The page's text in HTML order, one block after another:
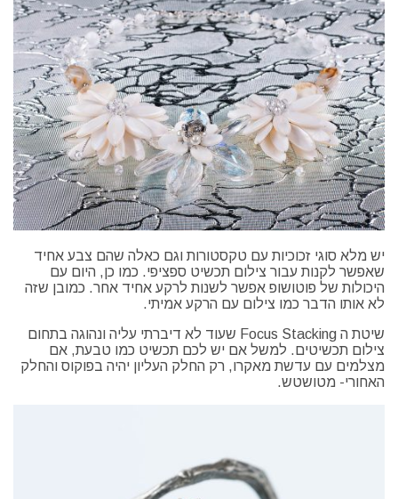
יש מלא סוגי זכוכיות עם טקסטורות וגם כאלה שהם צבע אחיד
שאפשר לקנות עבור צילום תכשיט ספציפי. כמו כן, היום עם
היכולות של פוטושופ אפשר לשנות לרקע אחיד אחר. כמובן שזה
לא אותו הדבר כמו צילום עם הרקע אמיתי.
שיטת ה Focus Stacking שעוד לא דיברתי עליה ונהוגה בתחום
צילום תכשיטים. למשל אם יש לכם תכשיט כמו טבעת, אם
מצלמים עם עדשת מאקרו, רק החלק העליון יהיה בפוקוס והחלק
האחורי- מטושטש.